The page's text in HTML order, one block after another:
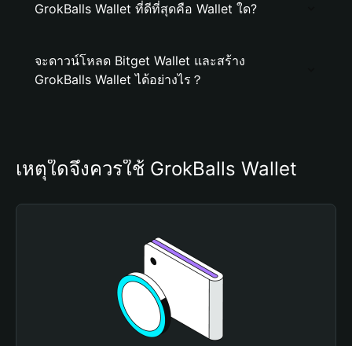
GrokBalls Wallet ที่ดีที่สุดคือ Wallet ใด?
จะดาวน์โหลด Bitget Wallet และสร้าง
GrokBalls Wallet ได้อย่างไร？
เหตุใดจึงควรใช้ GrokBalls Wallet